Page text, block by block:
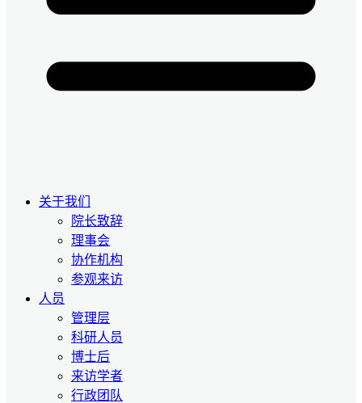
关于我们
院长致辞
理事会
协作机构
参观来访
人员
管理层
科研人员
博士后
来访学者
行政团队